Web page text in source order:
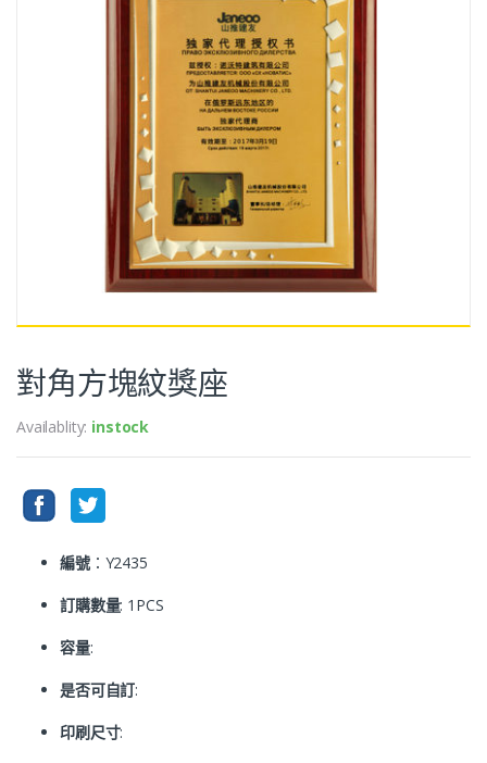
對角方塊紋獎座
Availablity: instock
編號：Y2435
訂購數量: 1PCS
容量:
是否可自訂:
印刷尺寸: